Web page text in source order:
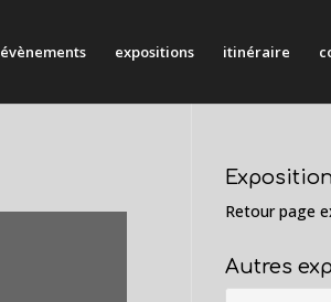
évènements expositions itinéraire
Retour page
Autres